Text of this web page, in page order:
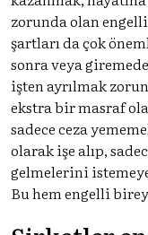
zorunda olan
şartları da çok
sonra veya
işten ayrılmak
ekstra bir masraf
sadece ceza
olarak işe alıp,
gelmelerini
Bu hem engelli